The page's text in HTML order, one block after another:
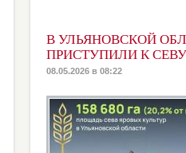
В УЛЬЯНОВСКОЙ
ПРИСТУПИЛИ К
08.05.2026 в 08:22